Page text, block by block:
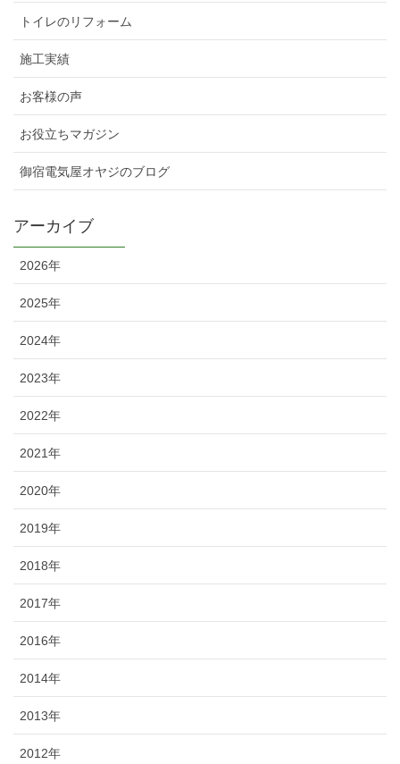
トイレのリフォーム
施工実績
お客様の声
お役立ちマガジン
御宿電気屋オヤジのブログ
アーカイブ
2026年
2025年
2024年
2023年
2022年
2021年
2020年
2019年
2018年
2017年
2016年
2014年
2013年
2012年